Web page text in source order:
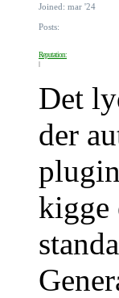
Joined: mar '24
Posts:
Reputation:
Det
der
kigge